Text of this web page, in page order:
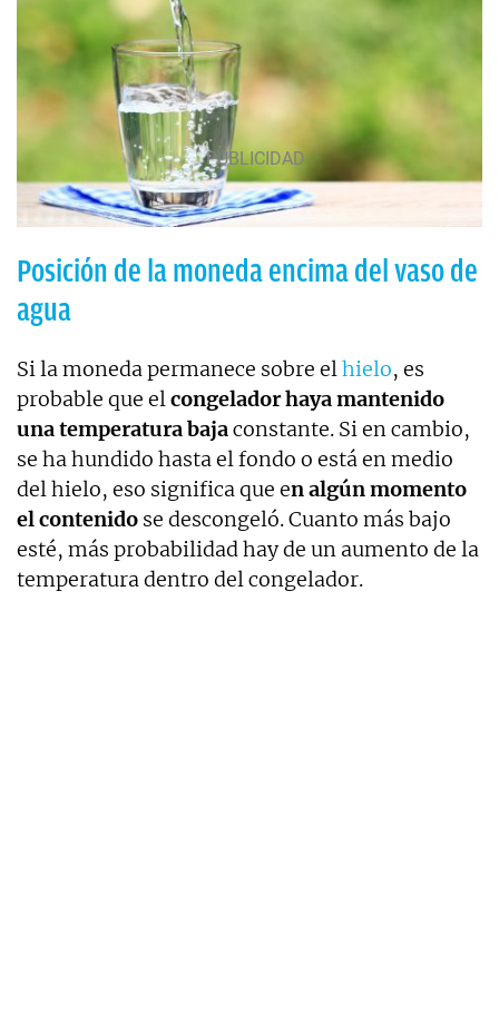
Posición de la moneda encima del vaso de
agua
Si la moneda permanece sobre el hielo, es
probable que el congelador haya mantenido
una temperatura bajaconstante. Si en cambio,
se ha hundido hasta el fondo o está en medio
del hielo, eso significa que en algún momento
el contenido se descongeló. Cuanto más bajo
esté, más probabilidad hay de un aumento de la
temperatura dentro del congelador.